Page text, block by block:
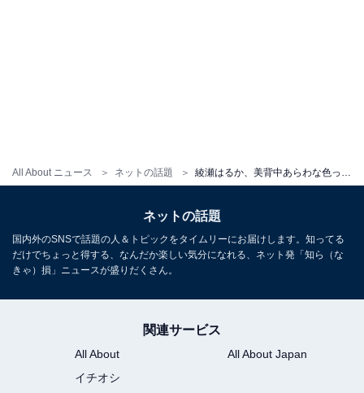
All About ニュース ネットの話題
ネットの話題
国内外のSNSで話題の人＆トピックをタイムリーにお届けします。知ってる
だけでちょっと得する、なんだか楽しい気分になれる、ネット発「知ら（な
きゃ）損」ニュースが盛りだくさん。
関連サービス
All About
All About Japan
イチオシ